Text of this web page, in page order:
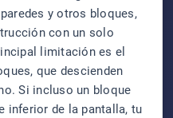
y otros bloques,
con un solo
limitación es el
que descienden
Si incluso un bloque
inferior de la pantalla, tu